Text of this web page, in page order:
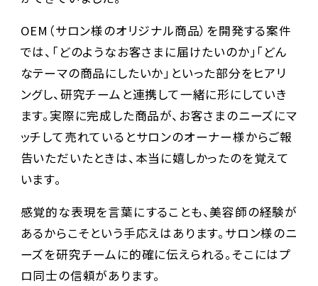
OEM（サロン様のオリジナル商品）を開発する案件
では、「どのようなお客さまに届けたいのか」「どん
なテーマの商品にしたいか」といった部分をヒアリ
ングし、研究チームと連携して一緒に形にしていき
ます。実際に完成した商品が、お客さまのニーズにマ
ッチして売れているとサロンのオーナー様からご報
告いただいたときは、本当に嬉しかったのを覚えて
います。
感覚的な表現を言葉にすることも、美容師の経験が
あるからこそという手応えはあります。サロン様のニ
ーズを研究チームに的確に伝えられる。そこにはプ
ロ同士の信頼があります。